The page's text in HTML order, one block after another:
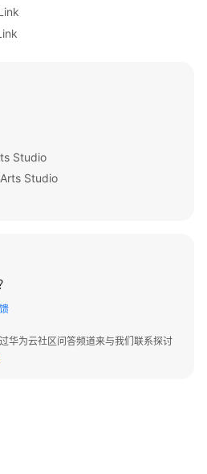
Studio
Studio
华为云社区问答频道来与我们联系探讨